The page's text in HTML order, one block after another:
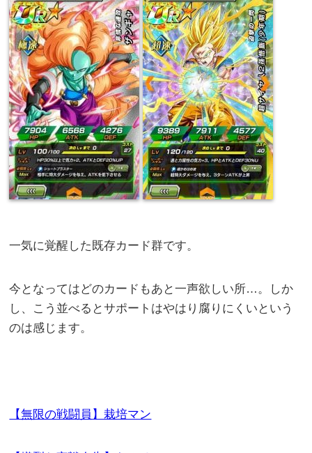
一気に覚醒した既存カード群です。
今となってはどのカードもあと一声欲しい所…。しか
し、こう並べるとサポートはやはり腐りにくいという
のは感じます。
【無限の戦闘員】栽培マン